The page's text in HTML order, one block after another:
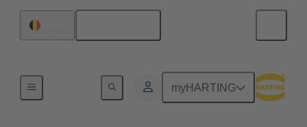
myHARTING
Stromen tot 16 A